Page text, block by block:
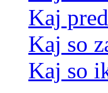
Kaj
Kaj so
Kaj so